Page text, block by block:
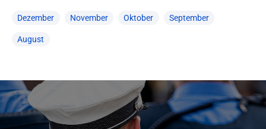
Dezember November Oktober September
August